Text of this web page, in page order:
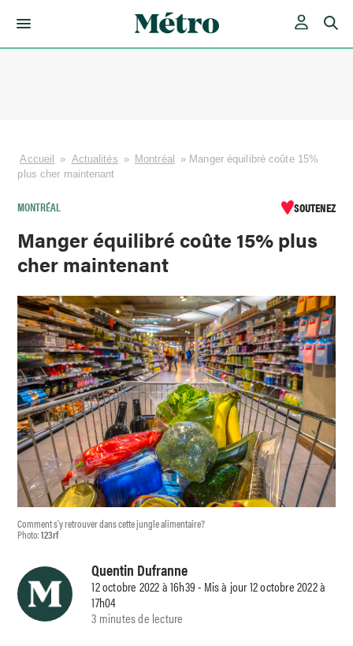
Accueil » Actualités » Montréal » Manger équilibré coûte 15%
plus cher maintenant
MONTRÉAL SOUTENEZ
Manger équilibré coûte 15% plus
cher maintenant
Comment s'y retrouver dans cette jungle alimentaire?
Photo:123rf
Quentin Dufranne
12 octobre 2022 à 16h39 - Mis à jour 12 octobre 2022 à
17h04
3 minutes de lecture